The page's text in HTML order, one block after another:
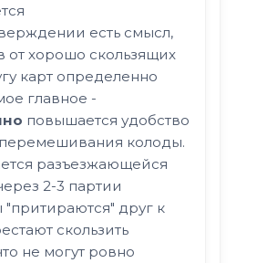
есть смысл,
от хорошо скользящих
карт определенно
главное -
повышается удобство
перемешивания колоды.
разъезжающейся
2-3 партии
"притираются" друг к
скользить
не могут ровно